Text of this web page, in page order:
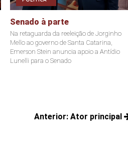
Senado à parte
Na retaguarda da reeleição de Jorginho
Mello ao governo de Santa Catarina,
Emerson Stein anuncia apoio a Antídio
Lunelli para o Senado
Anterior: Ator principal